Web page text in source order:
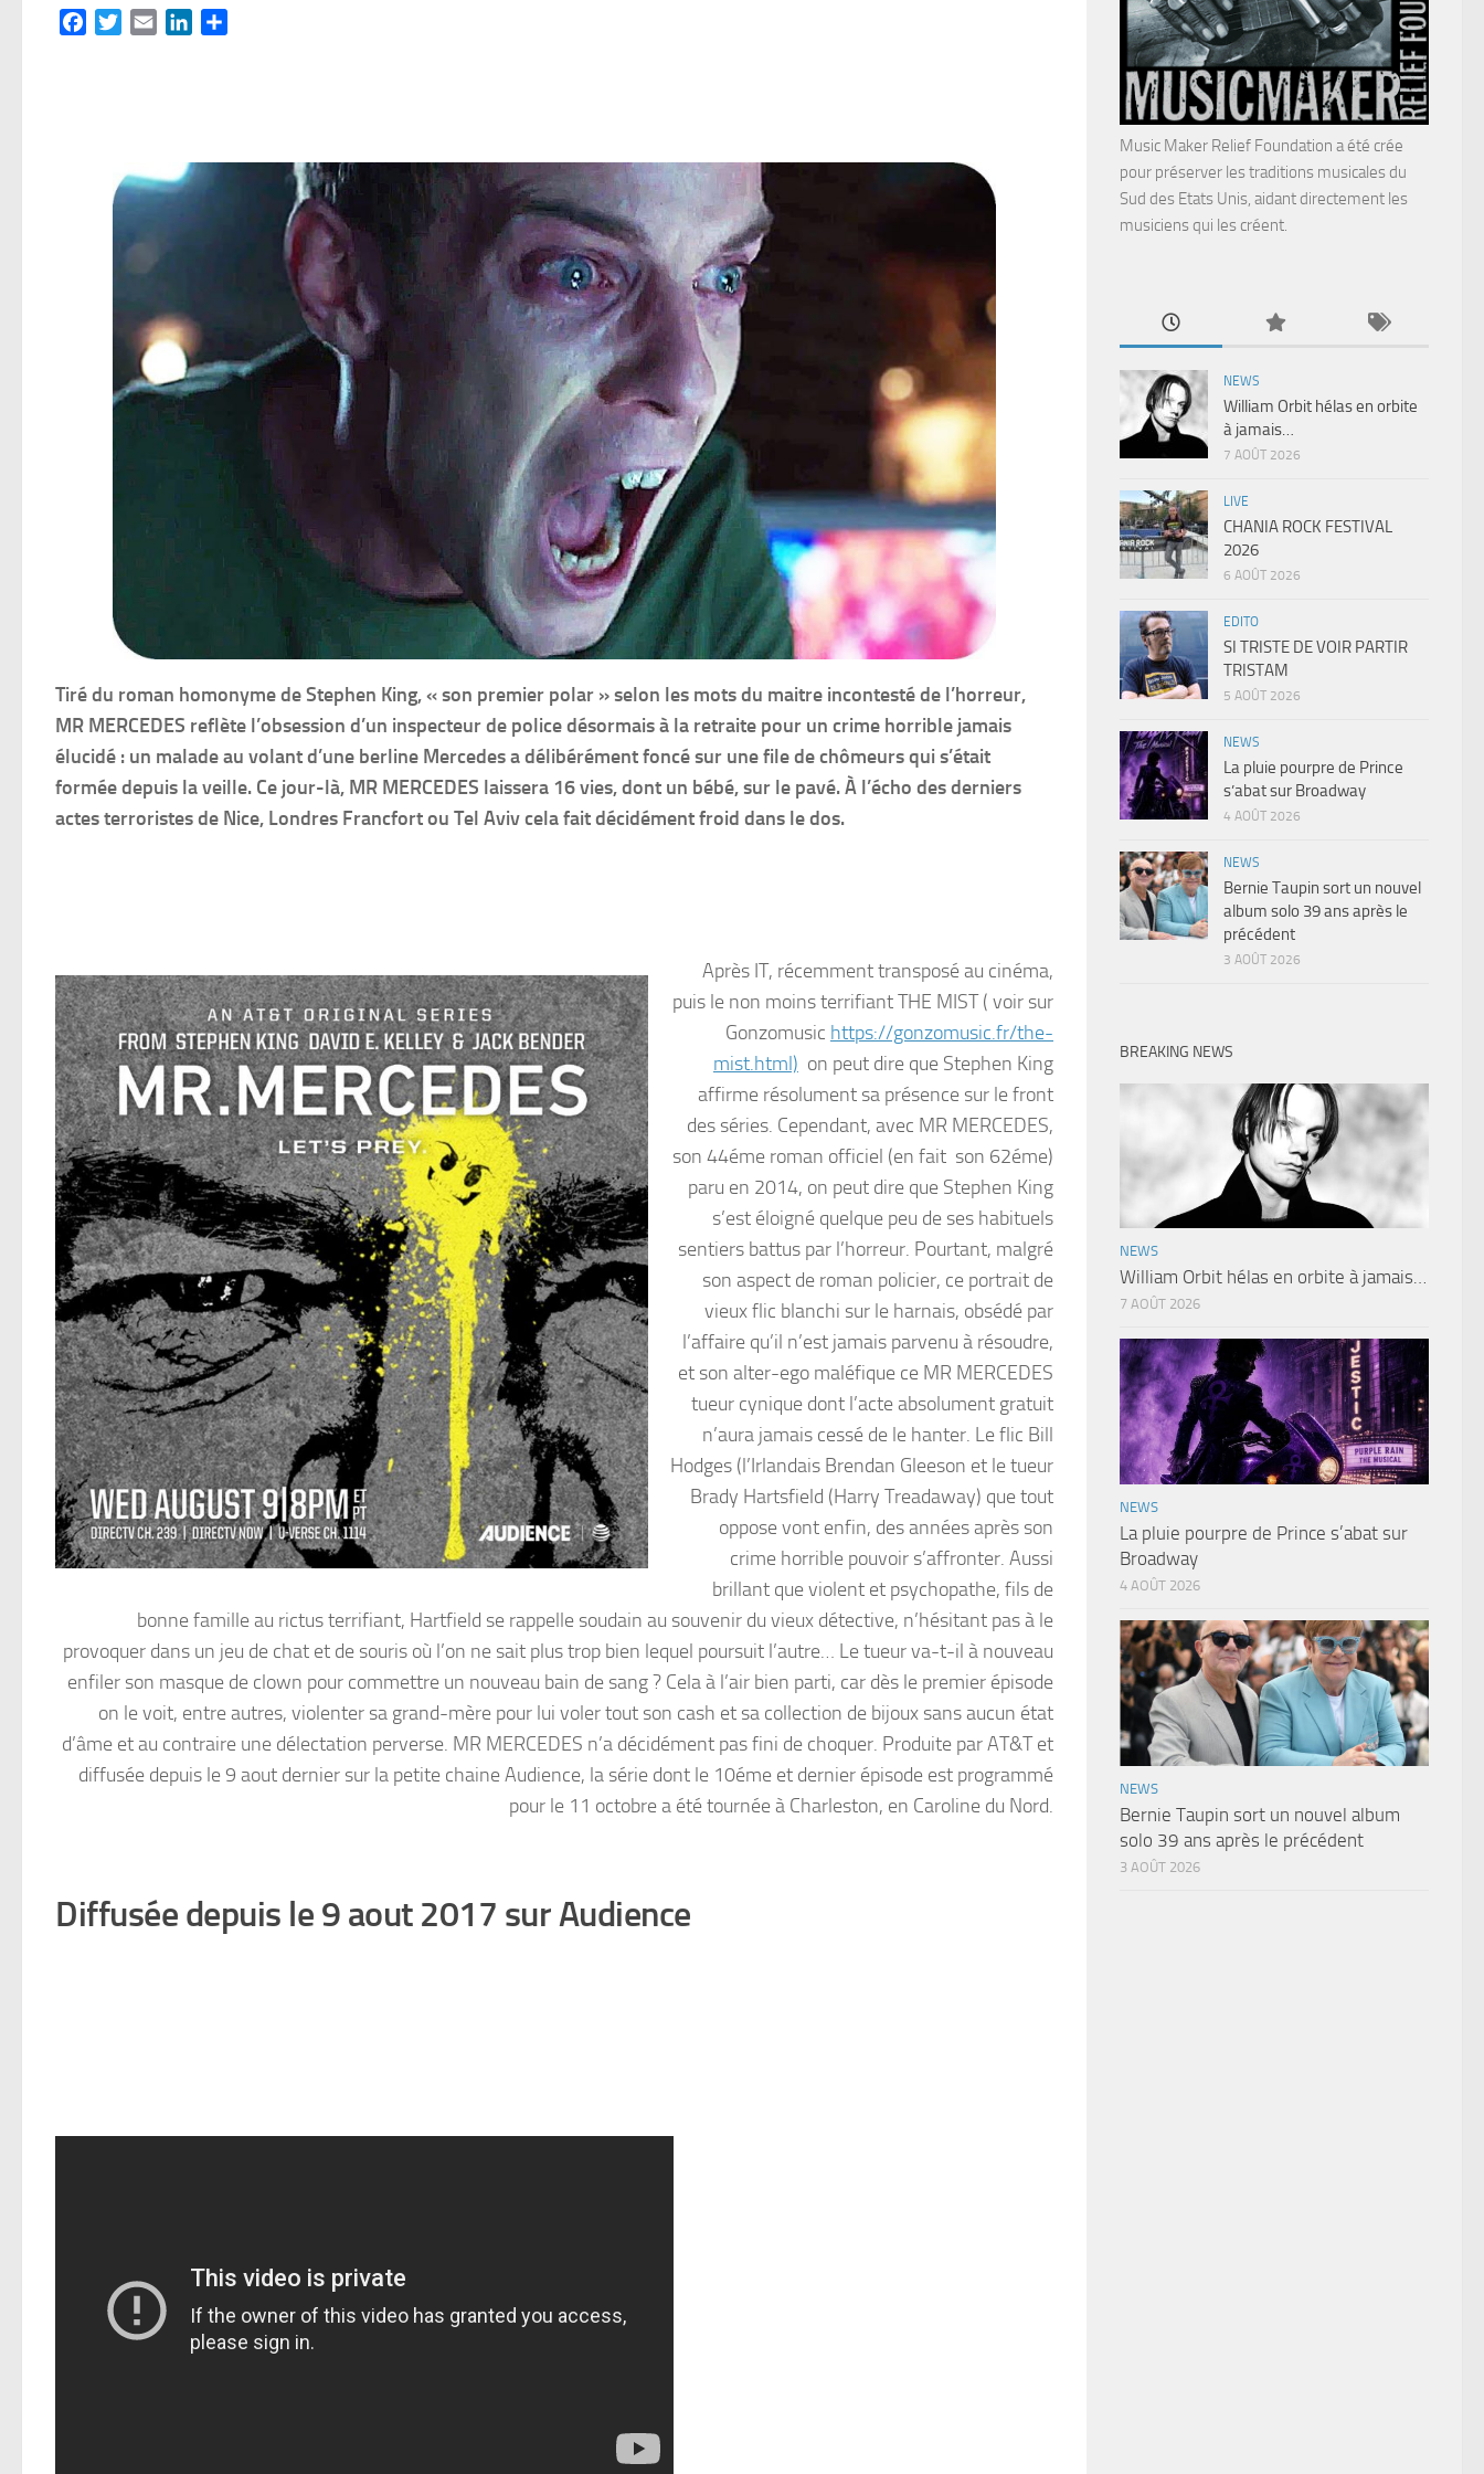
FacebookTwitterEmail LinkedIn
Tiré du roman homonyme de Stephen King, « son premier polar » selon les mots du maitre incontesté de l’horreur,
MR MERCEDES reflète l’obsession d’un inspecteur de police désormais à la retraite pour un crime horrible jamais
élucidé : un malade au volant d’une berline Mercedes a délibérément foncé sur une file de chômeurs qui s’était
formée depuis la veille. Ce jour-là, MR MERCEDES laissera 16 vies, dont un bébé, sur le pavé. À l’écho des derniers
actes terroristes de Nice, Londres Francfort ou Tel Aviv cela fait décidément froid dans le dos.
Après IT, récemment transposé au cinéma,
puis le non moins terrifiant THE MIST ( voir sur
Gonzomusic https://gonzomusic.fr/the-
mist.html) on peut dire que Stephen King
affirme résolument sa présence sur le front
des séries. Cependant, avec MR MERCEDES,
son 44éme roman officiel (en fait son 62éme)
paru en 2014, on peut dire que Stephen King
s’est éloigné quelque peu de ses habituels
sentiers battus par l’horreur. Pourtant, malgré
son aspect de roman policier, ce portrait de
vieux flic blanchi sur le harnais, obsédé par
l’affaire qu’il n’est jamais parvenu à résoudre,
et son alter-ego maléfique ce MR MERCEDES
tueur cynique dont l’acte absolument gratuit
n’aura jamais cessé de le hanter. Le flic Bill
Hodges (l’Irlandais Brendan Gleeson et le tueur
Brady Hartsfield (Harry Treadaway) que tout
oppose vont enfin, des années après son
crime horrible pouvoir s’affronter. Aussi
brillant que violent et psychopathe, fils de
bonne famille au rictus terrifiant, Hartfield se rappelle soudain au souvenir du vieux détective, n’hésitant pas à le
provoquer dans un jeu de chat et de souris où l’on ne sait plus trop bien lequel poursuit l’autre… Le tueur va-t-il à nouveau
enfiler son masque de clown pour commettre un nouveau bain de sang ? Cela à l’air bien parti, car dès le premier épisode
on le voit, entre autres, violenter sa grand-mère pour lui voler tout son cash et sa collection de bijoux sans aucun état
d’âme et au contraire une délectation perverse. MR MERCEDES n’a décidément pas fini de choquer. Produite par AT&T et
diffusée depuis le 9 aout dernier sur la petite chaine Audience, la série dont le 10éme et dernier épisode est programmé
pour le 11 octobre a été tournée à Charleston, en Caroline du Nord.
Diffusée depuis le 9 aout 2017 sur Audience
Music Maker Relief Foundation a été crée
pour préserver les traditions musicales du
Sud des Etats Unis, aidant directement les
musiciens qui les créent.
NEWS
William Orbit hélas en orbite
à jamais…
7 AOÛT 2026
LIVE
CHANIA ROCK FESTIVAL
2026
6 AOÛT 2026
EDITO
SI TRISTE DE VOIR PARTIR
TRISTAM
5 AOÛT 2026
NEWS
La pluie pourpre de Prince
s’abat sur Broadway
4 AOÛT 2026
NEWS
Bernie Taupin sort un nouvel
album solo 39 ans après le
précédent
3 AOÛT 2026
BREAKING NEWS
NEWS
William Orbit hélas en orbite à jamais…
7 AOÛT 2026
NEWS
La pluie pourpre de Prince s’abat sur
Broadway
4 AOÛT 2026
NEWS
Bernie Taupin sort un nouvel album
solo 39 ans après le précédent
3 AOÛT 2026